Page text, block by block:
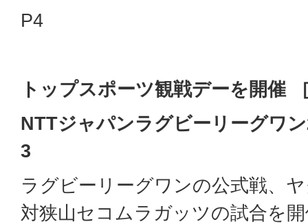
P4
トップスポーツ観戦デーを開催
NTTジャパンラグビーリーグワ
3
ラグビーリーグワンの公式戦、
対狭山セコムラガッツの試合を